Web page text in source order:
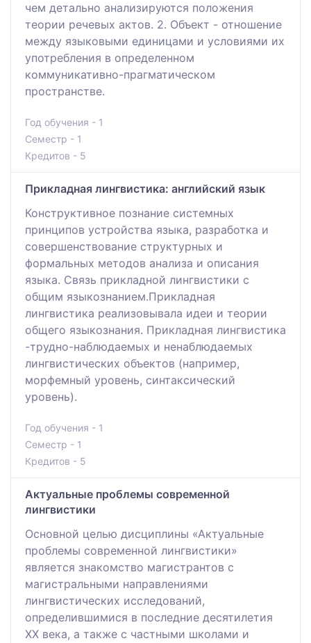
чем детально анализируются положения
теории речевых актов. 2. Объект - отношение
между языковыми единицами и условиями их
употребления в определенном
коммуникативно-прагматическом
пространстве.
Год обучения - 1
Семестр - 1
Кредитов - 5
Прикладная лингвистика: английский язык
Конструктивное познание системных
принципов устройства языка, разработка и
совершенствование структурных и
формальных методов анализа и описания
языка. Связь прикладной лингвистики с
общим языкознанием.Прикладная
лингвистика реализовывала идеи и теории
общего языкознания. Прикладная лингвистика
-трудно-наблюдаемых и ненаблюдаемых
лингвистических объектов (например,
морфемный уровень, синтаксический
уровень).
Год обучения - 1
Семестр - 1
Кредитов - 5
Актуальные проблемы современной
лингвистики
Основной целью дисциплины «Актуальные
проблемы современной лингвистики»
является знакомство магистрантов с
магистральными направлениями
лингвистических исследований,
определившимися в последние десятилетия
XX века, а также с частными школами и